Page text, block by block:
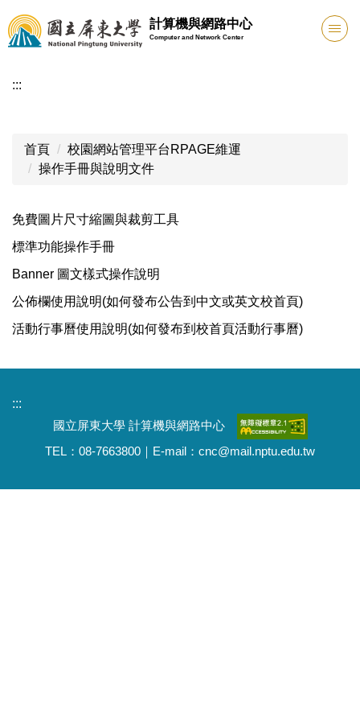
跳
到
主
內
計算機與網路中心
Computer and Network Center
:::
首頁
校園網站管理平台RPAGE維運
操作手冊與說明文件
免費圖片尺寸縮圖與裁剪工具
標準功能操作手冊
Banner 圖文樣式操作說明
公佈欄使用說明(如何發布公告到中文或英文校首頁)
活動行事曆使用說明(如何發布到校首頁活動行事曆)
:::
國立屏東大學 計算機與網路中心
TEL：08-7663800｜E-mail：cnc@mail.nptu.edu.tw